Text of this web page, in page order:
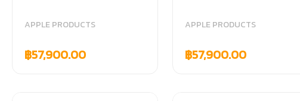
APPLE PRODUCTS
฿57,900.00
APPLE PRODUCTS
฿57,900.00